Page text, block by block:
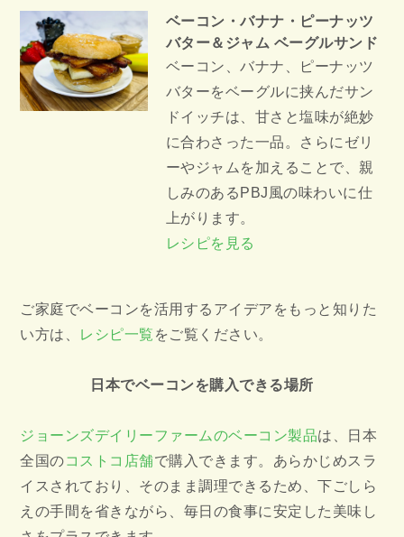
ベーコン・バナナ・ピーナッツ
バター＆ジャム ベーグルサンド
ベーコン、バナナ、ピーナッツ
バターをベーグルに挟んだサン
ドイッチは、甘さと塩味が絶妙
に合わさった一品。さらにゼリ
ーやジャムを加えることで、親
しみのあるPBJ風の味わいに仕
上がります。
レシピを見る
ご家庭でベーコンを活用するアイデアをもっと知りた
い方は、 レシピ一覧 をご覧ください。
日本でベーコンを購入できる場所
ジョーンズデイリーファームのベーコン製品は、日本
全国のコストコ店舗で購入できます。あらかじめスラ
イスされており、そのまま調理できるため、下ごしら
えの手間を省きながら、毎日の食事に安定した美味し